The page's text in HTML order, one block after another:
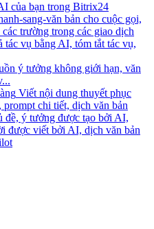
của bạn trong Bitrix24
sang-văn bản cho cuộc gọi,
trường trong các giao dịch
tác vụ bằng AI, tóm tắt tác vụ,
ý tưởng không giới hạn, văn
Viết nội dung thuyết phục
chi tiết, dịch văn bản
đề, ý tưởng được tạo bởi AI,
được viết bởi AI, dịch văn bản